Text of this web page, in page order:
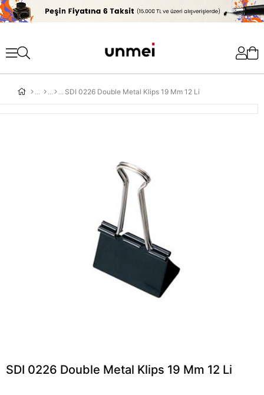
'
SDI 0226 Double Metal Klips 19 Mm 12 Li
SDI 0226 Double Metal Klips 19 Mm 12 Li